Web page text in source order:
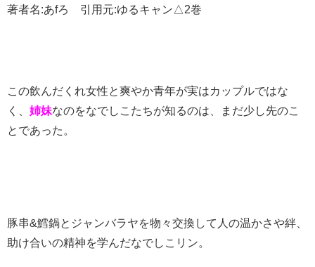
著者名:あfろ 引用元:ゆるキャン△2巻
この飲んだくれ女性と爽やか青年が実はカップルではな
く、 姉妹なのをなでしこたちが知るのは、まだ少し先のこ
とであった。
豚串&鱈鍋とジャンバラヤを物々交換して人の温かさや絆、
助け合いの精神を学んだなでしこリン。